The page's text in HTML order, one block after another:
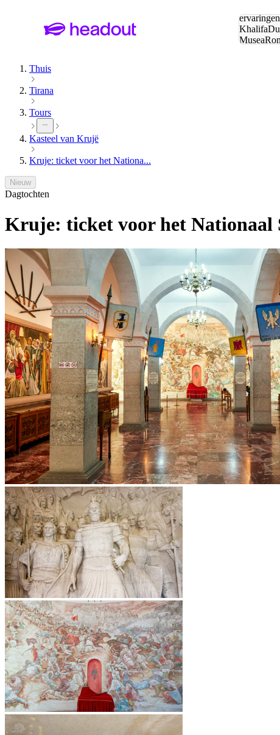
Khalifa
Musea
Thuis
Tirana
Tours
Kasteel van Krujë
Kruje: ticket voor het Nationa...
Nieuw
Dagtochten
Kruje: ticket voor het